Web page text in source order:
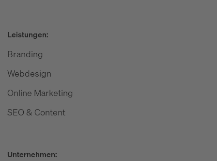
Leistungen:
Branding
Webdesign
Online Marketing
SEO & Content
Unternehmen: